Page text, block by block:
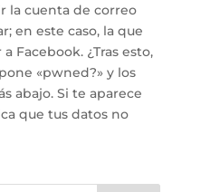
la cuenta de correo
en este caso, la que
Facebook. ¿Tras esto,
«pwned?» y los
abajo. Si te aparece
que tus datos no